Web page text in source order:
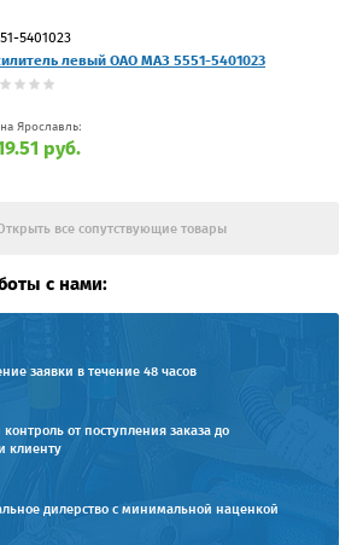
5401023
левый ОАО МАЗ 5551-5401023
Ярославль:
руб.
все сопутствующие товары
с нами:
заявки в течение 48 часов
контроль от поступления заказа до
клиенту
дилерство с минимальной наценкой